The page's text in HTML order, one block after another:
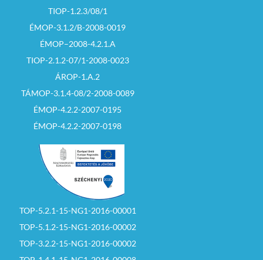
TIOP-1.2.3/08/1
ÉMOP-3.1.2/B-2008-0019
ÉMOP–2008-4.2.1.A
TIOP-2.1.2-07/1-2008-0023
ÁROP-1.A.2
TÁMOP-3.1.4-08/2-2008-0089
ÉMOP-4.2.2-2007-0195
ÉMOP-4.2.2-2007-0198
TOP-5.2.1-15-NG1-2016-00001
TOP-5.1.2-15-NG1-2016-00002
TOP-3.2.2-15-NG1-2016-00002